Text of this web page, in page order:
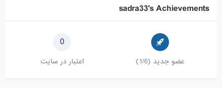
sadra33's Achievements
عضو جدید (1/6)
0
اعتبار در سایت